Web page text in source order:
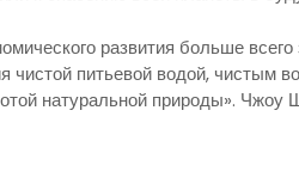
развития больше всего
чистой питьевой водой, чистым
натуральной природы». Чжоу